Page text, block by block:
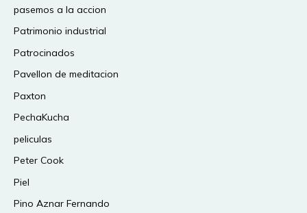
pasemos a la accion
Patrimonio industrial
Patrocinados
Pavellon de meditacion
Paxton
PechaKucha
peliculas
Peter Cook
Piel
Pino Aznar Fernando